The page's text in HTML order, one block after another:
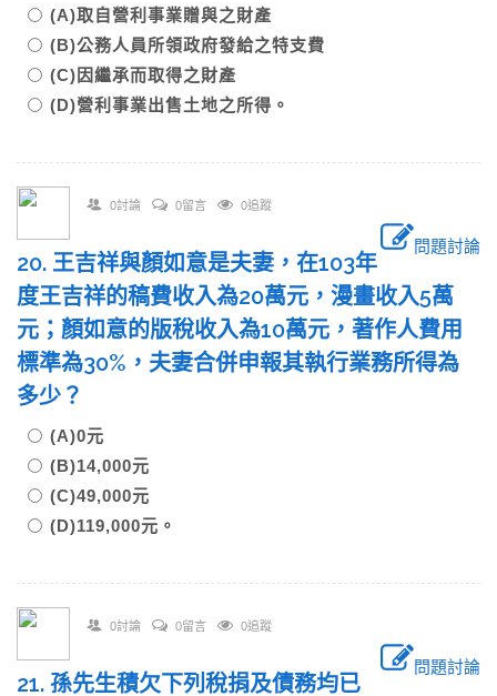
(A)取自營利事業贈與之財產
(B)公務人員所領政府發給之特支費
(C)因繼承而取得之財產
(D)營利事業出售土地之所得。
0討論 0留言 0追蹤
問題討論
20. 王吉祥與顏如意是夫妻，在103年
度王吉祥的稿費收入為20萬元，漫畫收入5萬
元；顏如意的版稅收入為10萬元，著作人費用
標準為30%，夫妻合併申報其執行業務所得為
多少？
(A)0元
(B)14,000元
(C)49,000元
(D)119,000元。
0討論 0留言 0追蹤
問題討論
21. 孫先生積欠下列稅捐及債務均已